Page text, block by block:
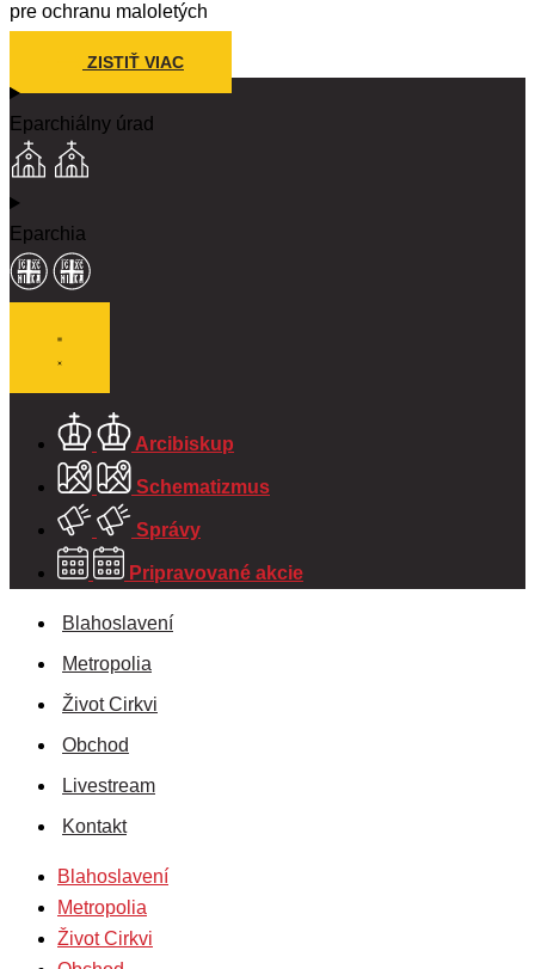
pre ochranu maloletých
ZISTIŤ VIAC
Eparchiálny úrad
Eparchia
Arcibiskup
Schematizmus
Správy
Pripravované akcie
Blahoslavení
Metropolia
Život Cirkvi
Obchod
Livestream
Kontakt
Blahoslavení
Metropolia
Život Cirkvi